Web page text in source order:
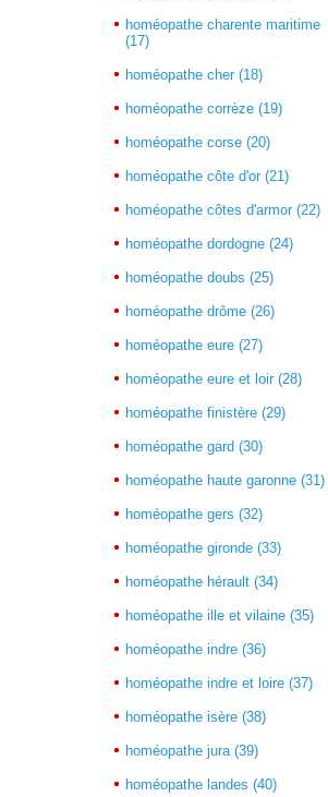
homéopathe charente maritime
(17)
homéopathe cher (18)
homéopathe corrèze (19)
homéopathe corse (20)
homéopathe côte d'or (21)
homéopathe côtes d'armor (22)
homéopathe dordogne (24)
homéopathe doubs (25)
homéopathe drôme (26)
homéopathe eure (27)
homéopathe eure et loir (28)
homéopathe finistère (29)
homéopathe gard (30)
homéopathe haute garonne (31)
homéopathe gers (32)
homéopathe gironde (33)
homéopathe hérault (34)
homéopathe ille et vilaine (35)
homéopathe indre (36)
homéopathe indre et loire (37)
homéopathe isère (38)
homéopathe jura (39)
homéopathe landes (40)